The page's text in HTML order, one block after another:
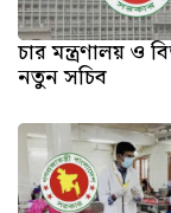
চার মন্ত্রণালয় ও
নতুন সচিব